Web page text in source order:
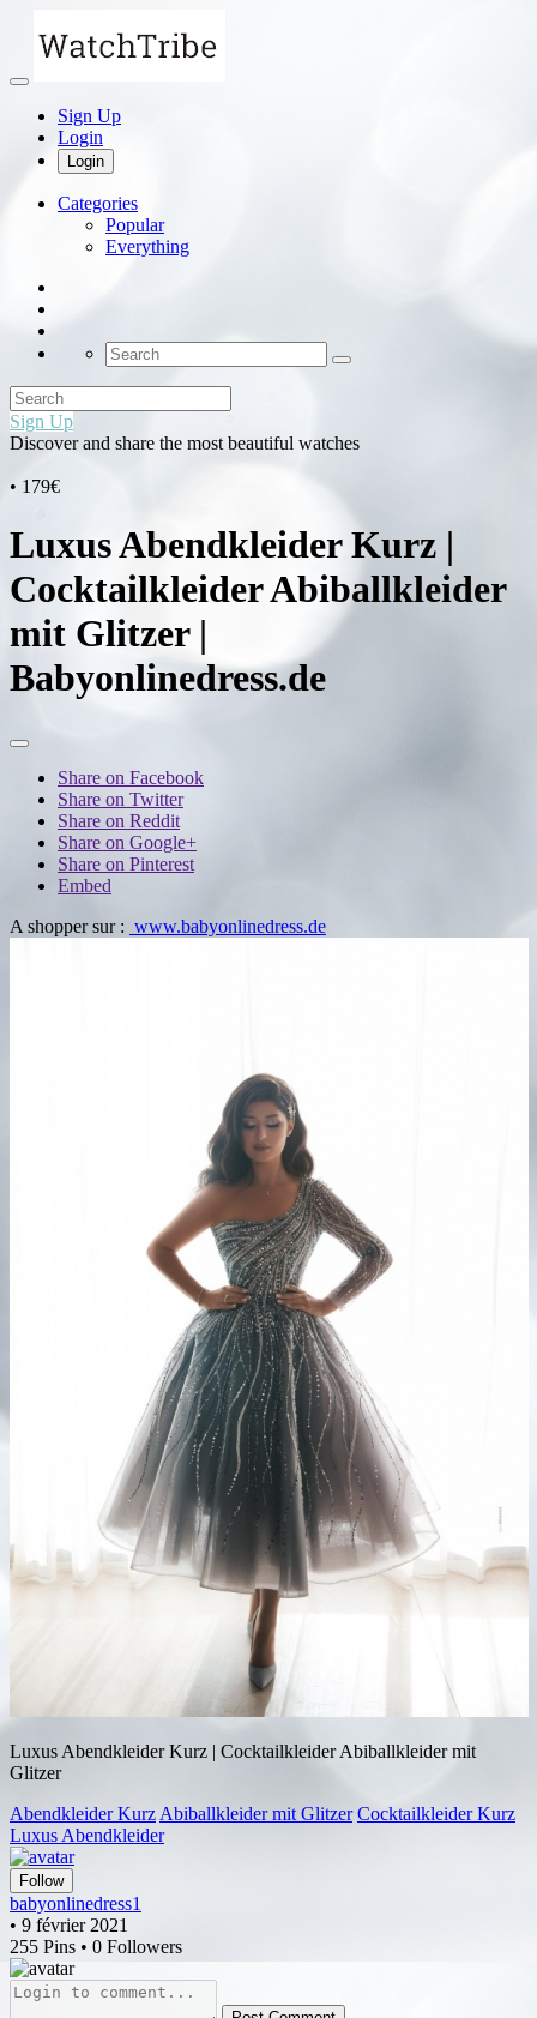
Sign Up
Login
Login
Categories
Popular
Everything
Sign Up
Discover and share the most beautiful watches
• 179€
Luxus Abendkleider Kurz |
Cocktailkleider Abiballkleider
mit Glitzer |
Babyonlinedress.de
Share on Facebook
Share on Twitter
Share on Reddit
Share on Google+
Share on Pinterest
Embed
A shopper sur : www.babyonlinedress.de
Luxus Abendkleider Kurz | Cocktailkleider Abiballkleider mit
Glitzer
Abendkleider Kurz Abiballkleider mit Glitzer Cocktailkleider Kurz
Luxus Abendkleider
Follow
babyonlinedress1
• 9 février 2021
255 Pins • 0 Followers